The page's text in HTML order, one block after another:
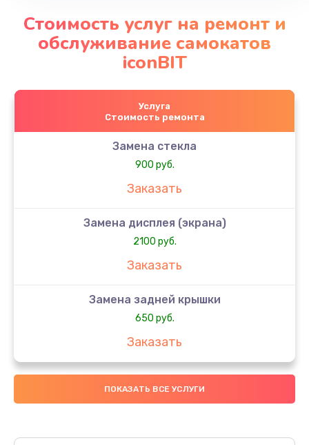
Стоимость услуг на ремонт и
обслуживание самокатов
iconBIT
Услуга
Стоимость ремонта
Замена стекла
900 руб.
Заказать
Замена дисплея (экрана)
2100 руб.
Заказать
Замена задней крышки
650 руб.
Заказать
Замена аккумулятора
4000 руб.
ПОКАЗАТЬ ВСЕ УСЛУГИ